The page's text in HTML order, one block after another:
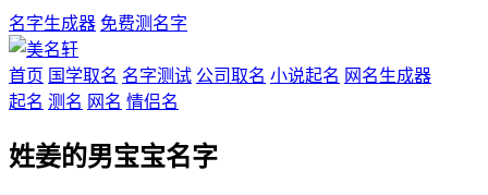
名字生成器 免费测名字
首页 国学取名 名字测试 公司取名 小说起名 网名生成器
起名 测名 网名 情侣名
姓姜的男宝宝名字